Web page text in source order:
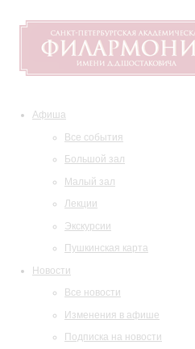
Афиша
Все события
Большой зал
Малый зал
Лекции
Экскурсии
Пушкинская карта
Новости
Все новости
Изменения в афише
Подписка на новости